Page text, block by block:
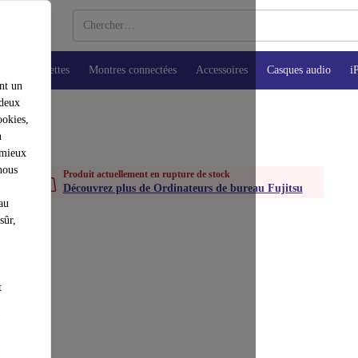
un
Tablettes Montres connectées Accessoires Casques audio
Produit actuellement en rupture de stock
Découvrez plus de Ordinateurs de bureau Fujitsu